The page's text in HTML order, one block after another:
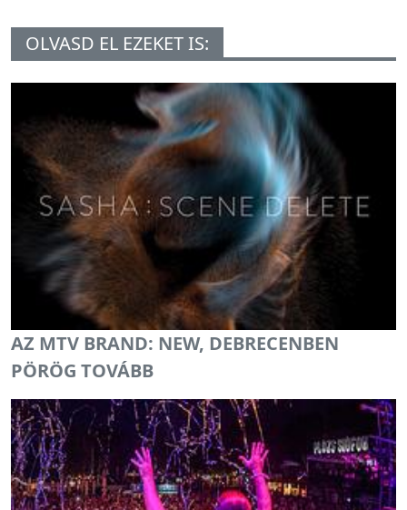
OLVASD EL EZEKET IS:
AZ MTV BRAND: NEW, DEBRECENBEN
PÖRÖG TOVÁBB